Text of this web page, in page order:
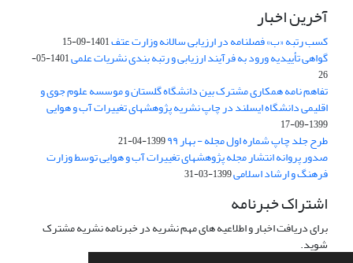
آخرین اخبار
کسب رتبه «ب» فصلنامه در ارزیابی سالانه وزارت عتف1401-09-15
گواهی تأییدیه ورود به فرآیند ارزیابی و رتبه بندی نشریات علمی
1401-05-
26
تفاهم نامه همکاری مشترک بین دانشگاه گلستان و موسسه علوم جوی و
اقلیمی دانشگاه ایسلند در چاپ نشریه پژوهشهای تغییرات آب و هوایی
1399-09-17
طرح جلد چاپ شماره اول مجله - بهار ۹۹ 1399-04-21
صدور پروانه انتشار مجله پژوهشهای تغییرات آب و هوایی توسط وزارت
فرهنگ و ارشاد اسلامی1399-03-31
اشتراک خبرنامه
برای دریافت اخبار و اطلاعیه های مهم نشریه در خبرنامه نشریه مشترک
شوید.